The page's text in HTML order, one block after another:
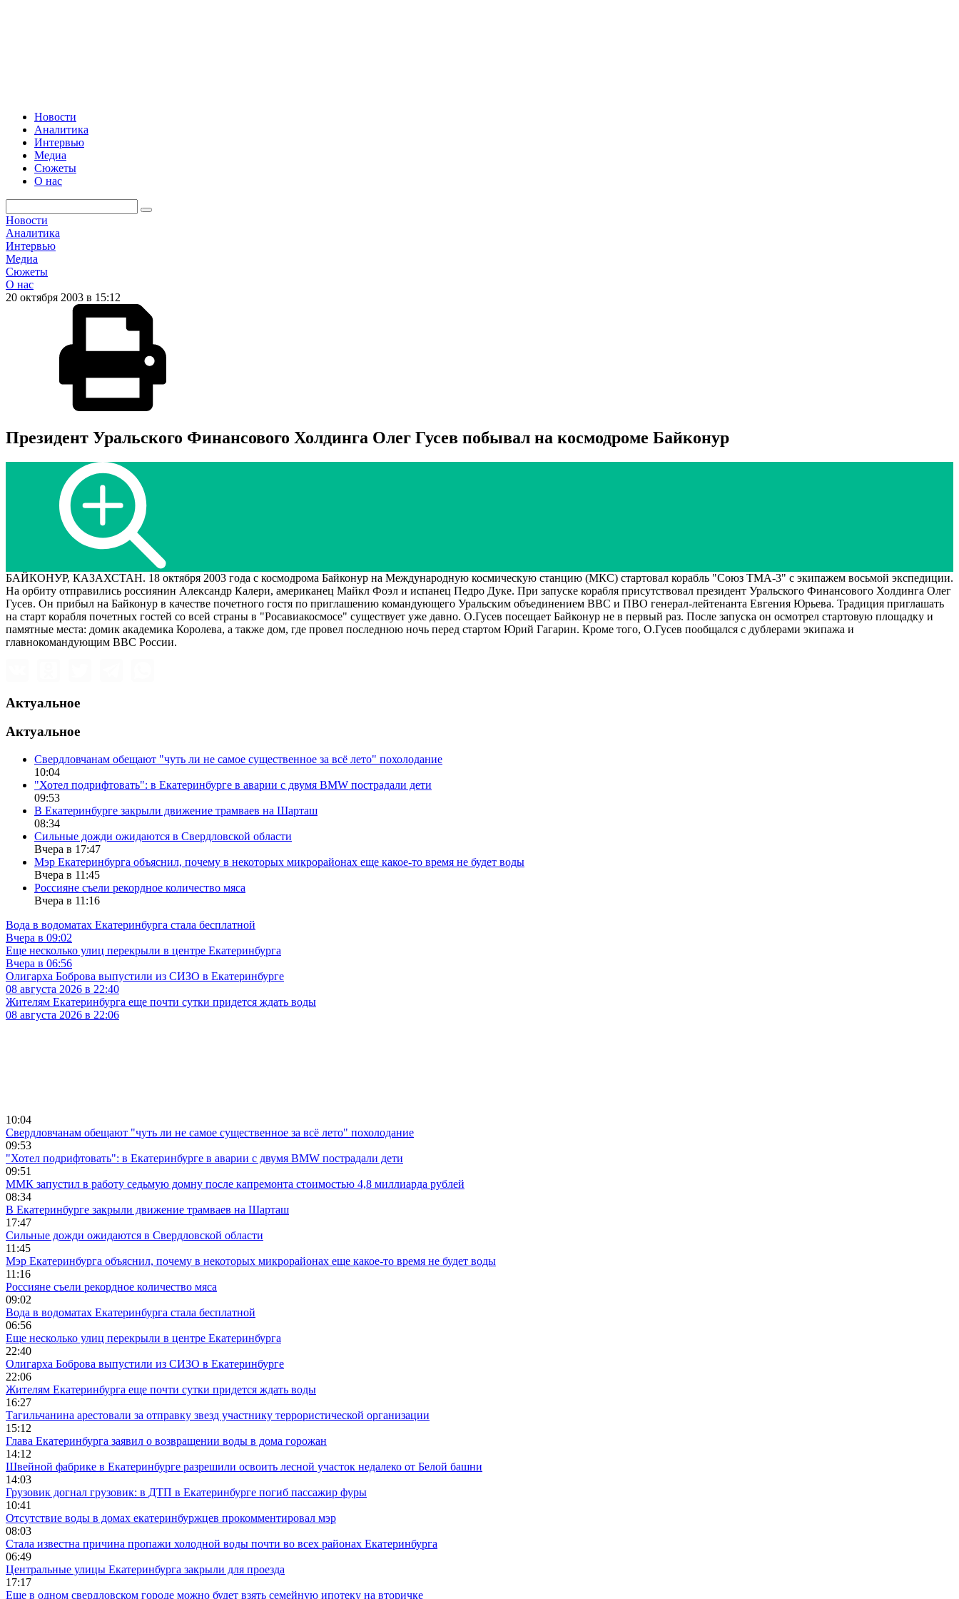
Новости
Аналитика
Интервью
Медиа
Сюжеты
О нас
Новости
Аналитика
Интервью
Медиа
Сюжеты
О нас
20 октября 2003 в 15:12
Президент Уральского Финансового Холдинга Олег Гусев побывал на космодроме Байконур
БАЙКОНУР, КАЗАХСТАН. 18 октября 2003 года с космодрома Байконур на Международную космическую станцию (МКС) стартовал корабль "Союз ТМА-3" с экипажем восьмой экспедиции.
На орбиту отправились россиянин Александр Калери, американец Майкл Фоэл и испанец Педро Дуке. При запуске корабля присутствовал президент Уральского Финансового Холдинга Олег
Гусев. Он прибыл на Байконур в качестве почетного гостя по приглашению командующего Уральским объединением ВВС и ПВО генерал-лейтенанта Евгения Юрьева. Традиция приглашать
на старт корабля почетных гостей со всей страны в "Росавиакосмосе" существует уже давно. О.Гусев посещает Байконур не в первый раз. После запуска он осмотрел стартовую площадку и
памятные места: домик академика Королева, а также дом, где провел последнюю ночь перед стартом Юрий Гагарин. Кроме того, О.Гусев пообщался с дублерами экипажа и
главнокомандующим ВВС России.
Актуальное
Актуальное
Свердловчанам обещают "чуть ли не самое существенное за всё лето" похолодание
10:04
"Хотел подрифтовать": в Екатеринбурге в аварии с двумя BMW пострадали дети
09:53
В Екатеринбурге закрыли движение трамваев на Шарташ
08:34
Сильные дожди ожидаются в Свердловской области
Вчера в 17:47
Мэр Екатеринбурга объяснил, почему в некоторых микрорайонах еще какое-то время не будет воды
Вчера в 11:45
Россияне съели рекордное количество мяса
Вчера в 11:16
Вода в водоматах Екатеринбурга стала бесплатной
Вчера в 09:02
Еще несколько улиц перекрыли в центре Екатеринбурга
Вчера в 06:56
Олигарха Боброва выпустили из СИЗО в Екатеринбурге
08 августа 2026 в 22:40
Жителям Екатеринбурга еще почти сутки придется ждать воды
08 августа 2026 в 22:06
10:04
Свердловчанам обещают "чуть ли не самое существенное за всё лето" похолодание
09:53
"Хотел подрифтовать": в Екатеринбурге в аварии с двумя BMW пострадали дети
09:51
ММК запустил в работу седьмую домну после капремонта стоимостью 4,8 миллиарда рублей
08:34
В Екатеринбурге закрыли движение трамваев на Шарташ
17:47
Сильные дожди ожидаются в Свердловской области
11:45
Мэр Екатеринбурга объяснил, почему в некоторых микрорайонах еще какое-то время не будет воды
11:16
Россияне съели рекордное количество мяса
09:02
Вода в водоматах Екатеринбурга стала бесплатной
06:56
Еще несколько улиц перекрыли в центре Екатеринбурга
22:40
Олигарха Боброва выпустили из СИЗО в Екатеринбурге
22:06
Жителям Екатеринбурга еще почти сутки придется ждать воды
16:27
Тагильчанина арестовали за отправку звезд участнику террористической организации
15:12
Глава Екатеринбурга заявил о возвращении воды в дома горожан
14:12
Швейной фабрике в Екатеринбурге разрешили освоить лесной участок недалеко от Белой башни
14:03
Грузовик догнал грузовик: в ДТП в Екатеринбурге погиб пассажир фуры
10:41
Отсутствие воды в домах екатеринбуржцев прокомментировал мэр
08:03
Стала известна причина пропажи холодной воды почти во всех районах Екатеринбурга
06:49
Центральные улицы Екатеринбурга закрыли для проезда
17:17
Еще в одном свердловском городе можно будет взять семейную ипотеку на вторичке